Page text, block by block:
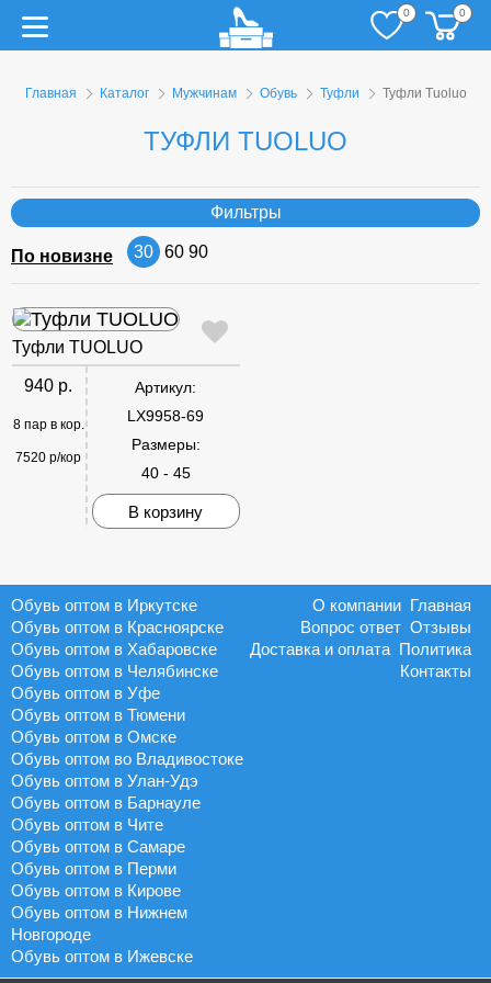
0 0
Главная Каталог Мужчинам Обувь Туфли Туфли Tuoluo
ТУФЛИ TUOLUO
Фильтры
По новизне 30 60 90
Туфли TUOLUO
940 р.
8 пар в кор.
7520 р/кор
Артикул:
LX9958-69
Размеры:
40 - 45
В корзину
Обувь оптом в Иркутске
Обувь оптом в Красноярске
Обувь оптом в Хабаровске
Обувь оптом в Челябинске
Обувь оптом в Уфе
Обувь оптом в Тюмени
Обувь оптом в Омске
Обувь оптом во Владивостоке
Обувь оптом в Улан-Удэ
Обувь оптом в Барнауле
Обувь оптом в Чите
Обувь оптом в Самаре
Обувь оптом в Перми
Обувь оптом в Кирове
Обувь оптом в Нижнем
Новгороде
Обувь оптом в Ижевске
Главная
О компании
Отзывы
Вопрос ответ
Политика
Доставка и оплата
Контакты